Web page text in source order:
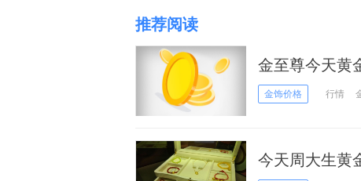
推荐阅读
金至尊今天黄
金饰价格 行情
今天周大生黄